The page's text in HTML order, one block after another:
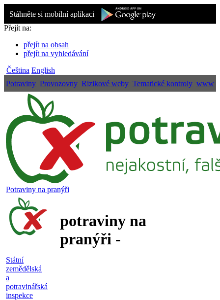
Stáhněte si mobilní aplikaci
Přejít na:
přejít na obsah
přejít na vyhledávání
Čeština English
Potraviny Provozovny Rizikové weby Tematické kontroly www
Potraviny na pranýři
potraviny na
pranýři -
Státní
zemědělská
a
potravinářská
inspekce